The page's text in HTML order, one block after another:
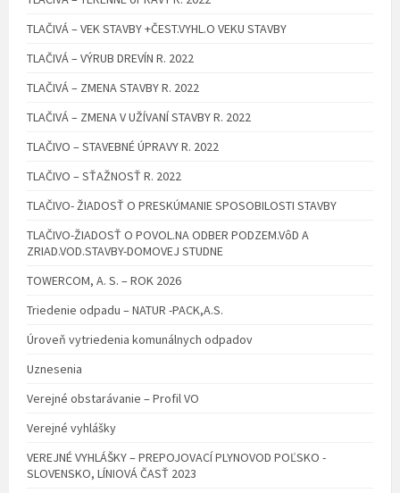
TLAČIVÁ – VEK STAVBY +ČEST.VYHL.O VEKU STAVBY
TLAČIVÁ – VÝRUB DREVÍN R. 2022
TLAČIVÁ – ZMENA STAVBY R. 2022
TLAČIVÁ – ZMENA V UŽÍVANÍ STAVBY R. 2022
TLAČIVO – STAVEBNÉ ÚPRAVY R. 2022
TLAČIVO – SŤAŽNOSŤ R. 2022
TLAČIVO- ŽIADOSŤ O PRESKÚMANIE SPOSOBILOSTI STAVBY
TLAČIVO-ŽIADOSŤ O POVOL.NA ODBER PODZEM.VôD A
ZRIAD.VOD.STAVBY-DOMOVEJ STUDNE
TOWERCOM, A. S. – ROK 2026
Triedenie odpadu – NATUR -PACK,A.S.
Úroveň vytriedenia komunálnych odpadov
Uznesenia
Verejné obstarávanie – Profil VO
Verejné vyhlášky
VEREJNÉ VYHLÁŠKY – PREPOJOVACÍ PLYNOVOD POĽSKO -
SLOVENSKO, LÍNIOVÁ ČASŤ 2023